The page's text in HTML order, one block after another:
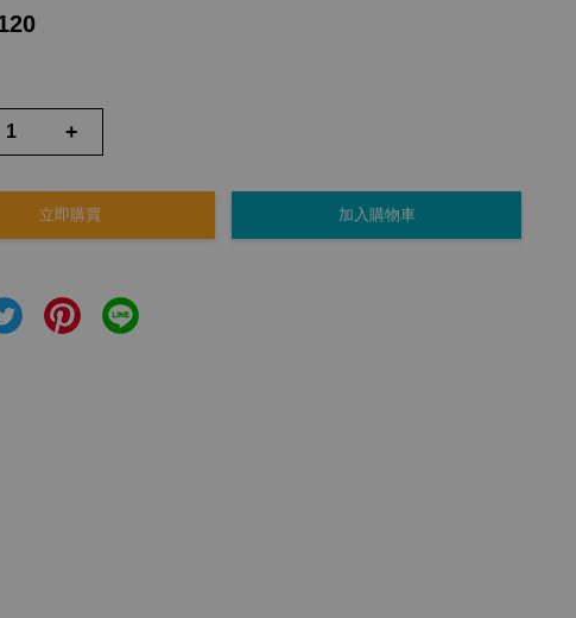
+
立即購買 加入購物車